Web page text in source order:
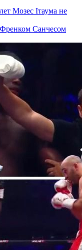
Френком Санчесом